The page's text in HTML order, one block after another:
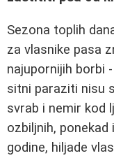
Sezona toplih
za vlasnike pasa
najupornijih borbi
sitni paraziti nisu
svrab i nemir kod
ozbiljnih,
godine, hiljade